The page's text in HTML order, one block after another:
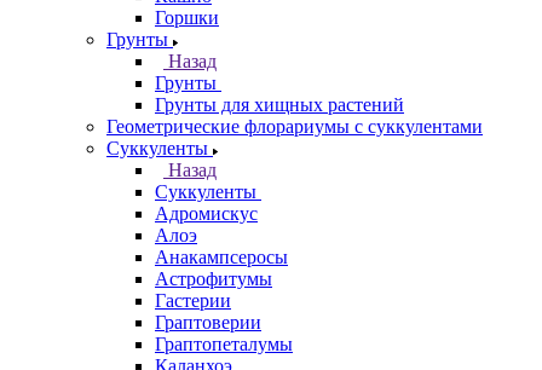
Горшки
Грунты
Назад
Грунты
Грунты для хищных растений
Геометрические флорариумы с суккулентами
Суккуленты
Назад
Суккуленты
Адромискус
Алоэ
Анакампсеросы
Астрофитумы
Гастерии
Граптоверии
Граптопеталумы
Каланхоэ